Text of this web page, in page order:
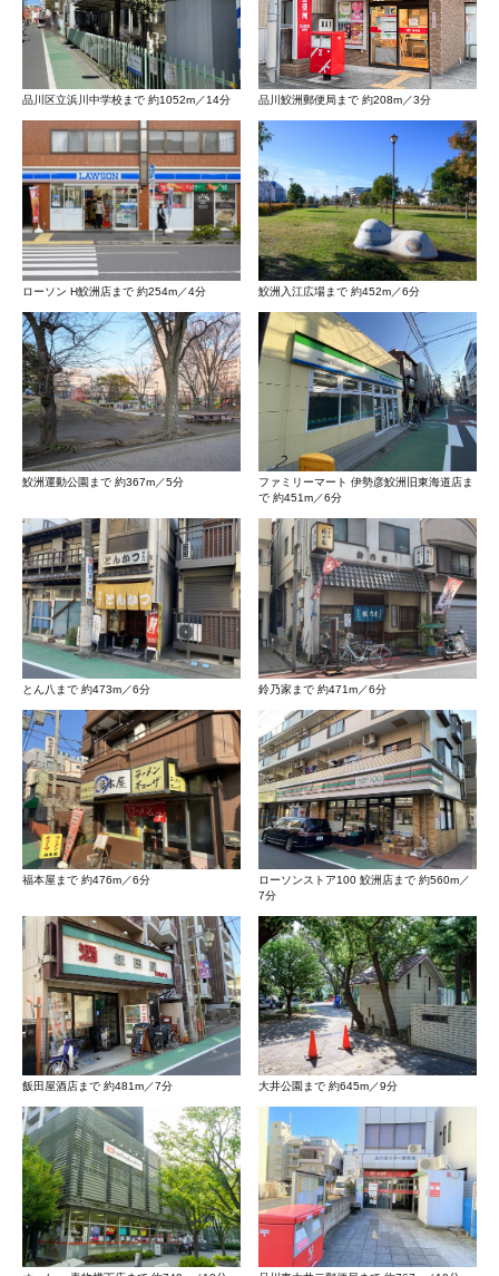
品川区立浜川中学校まで 約1052m／14分 品川鮫洲郵便局まで 約208m／3分
ローソン H鮫洲店まで 約254m／4分 鮫洲入江広場まで 約452m／6分
鮫洲運動公園まで 約367m／5分
ファミリーマート 伊勢彦鮫洲旧東海道店ま
で 約451m／6分
とん八まで 約473m／6分 鈴乃家まで 約471m／6分
福本屋まで 約476m／6分
ローソンストア100 鮫洲店まで 約560m／
7分
飯田屋酒店まで 約481m／7分 大井公園まで 約645m／9分